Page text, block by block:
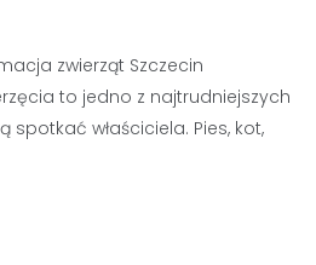
zwierząt Szczecin
to jedno z najtrudniejszych
spotkać właściciela. Pies, kot,